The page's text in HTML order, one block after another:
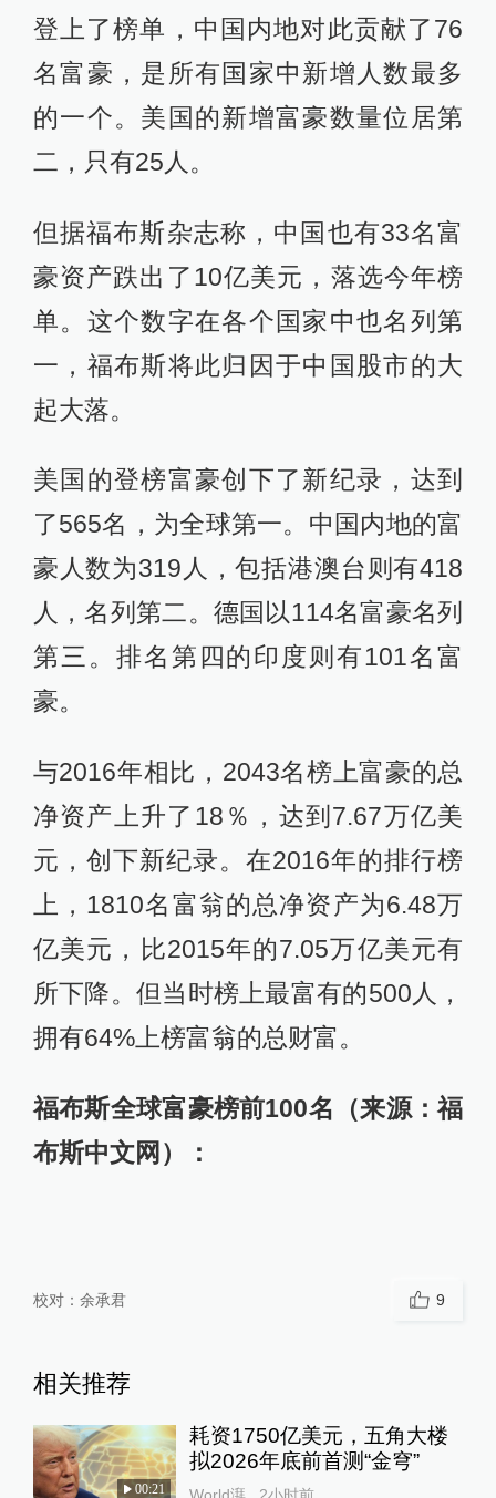
登上了榜单，中国内地对此贡献了76
名富豪，是所有国家中新增人数最多
的一个。美国的新增富豪数量位居第
二，只有25人。
但据福布斯杂志称，中国也有33名富
豪资产跌出了10亿美元，落选今年榜
单。这个数字在各个国家中也名列第
一，福布斯将此归因于中国股市的大
起大落。
美国的登榜富豪创下了新纪录，达到
了565名，为全球第一。中国内地的富
豪人数为319人，包括港澳台则有418
人，名列第二。德国以114名富豪名列
第三。排名第四的印度则有101名富
豪。
与2016年相比，2043名榜上富豪的总
净资产上升了18％，达到7.67万亿美
元，创下新纪录。在2016年的排行榜
上，1810名富翁的总净资产为6.48万
亿美元，比2015年的7.05万亿美元有
所下降。但当时榜上最富有的500人，
拥有64%上榜富翁的总财富。
福布斯全球富豪榜前100名（来源：福
布斯中文网）：
校对： 余承君 9
相关推荐
00:21
耗资1750亿美元，五角大楼
拟2026年底前首测“金穹”
World湃 2小时前